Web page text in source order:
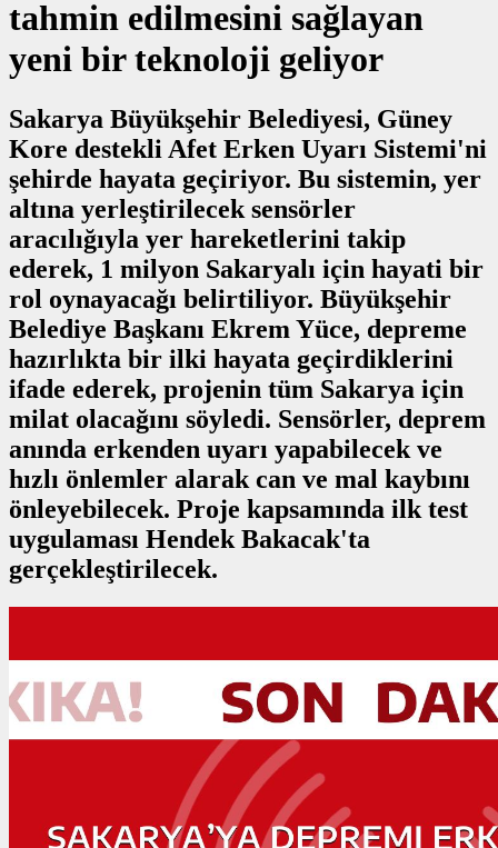
tahmin edilmesini sağlayan
yeni bir teknoloji geliyor
Sakarya Büyükşehir Belediyesi, Güney
Kore destekli Afet Erken Uyarı Sistemi'ni
şehirde hayata geçiriyor. Bu sistemin, yer
altına yerleştirilecek sensörler
aracılığıyla yer hareketlerini takip
ederek, 1 milyon Sakaryalı için hayati bir
rol oynayacağı belirtiliyor. Büyükşehir
Belediye Başkanı Ekrem Yüce, depreme
hazırlıkta bir ilki hayata geçirdiklerini
ifade ederek, projenin tüm Sakarya için
milat olacağını söyledi. Sensörler, deprem
anında erkenden uyarı yapabilecek ve
hızlı önlemler alarak can ve mal kaybını
önleyebilecek. Proje kapsamında ilk test
uygulaması Hendek Bakacak'ta
gerçekleştirilecek.